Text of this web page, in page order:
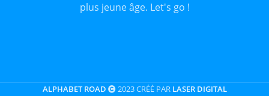
plus jeune âge. Let's go !
ALPHABET ROAD 2023 CRÉÉ PAR LASER DIGITAL